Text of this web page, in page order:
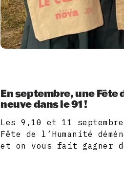
En septembre, une Fête
neuve dans le 91 !
Les 9,10 et 11
Fête de l’Humanité
et on vous fait gagner